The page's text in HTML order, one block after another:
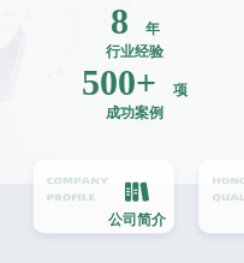
8
年
行业经验
500+
项
成功案例
公司简介